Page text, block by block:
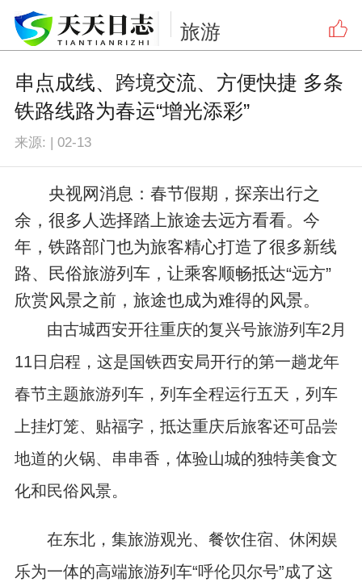
旅游
串点成线、跨境交流、方便快捷 多条
铁路线路为春运“增光添彩”
来源: |02-13
央视网消息：春节假期，探亲出行之
余，很多人选择踏上旅途去远方看看。今
年，铁路部门也为旅客精心打造了很多新线
路、民俗旅游列车，让乘客顺畅抵达“远方”
欣赏风景之前，旅途也成为难得的风景。
由古城西安开往重庆的复兴号旅游列车2月
11日启程，这是国铁西安局开行的第一趟龙年
春节主题旅游列车，列车全程运行五天，列车
上挂灯笼、贴福字，抵达重庆后旅客还可品尝
地道的火锅、串串香，体验山城的独特美食文
化和民俗风景。
在东北，集旅游观光、餐饮住宿、休闲娱
乐为一体的高端旅游列车“呼伦贝尔号”成了这